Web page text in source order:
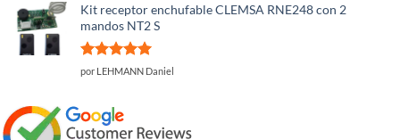
Kit receptor enchufable CLEMSA RNE248 con 2
mandos NT2 S
Valorado
por LEHMANN Daniel